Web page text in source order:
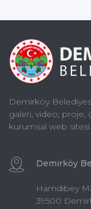
Demirköy
galeri, video, proje,
kurumsal web sitesi
Demirköy
Hamdibey
39500